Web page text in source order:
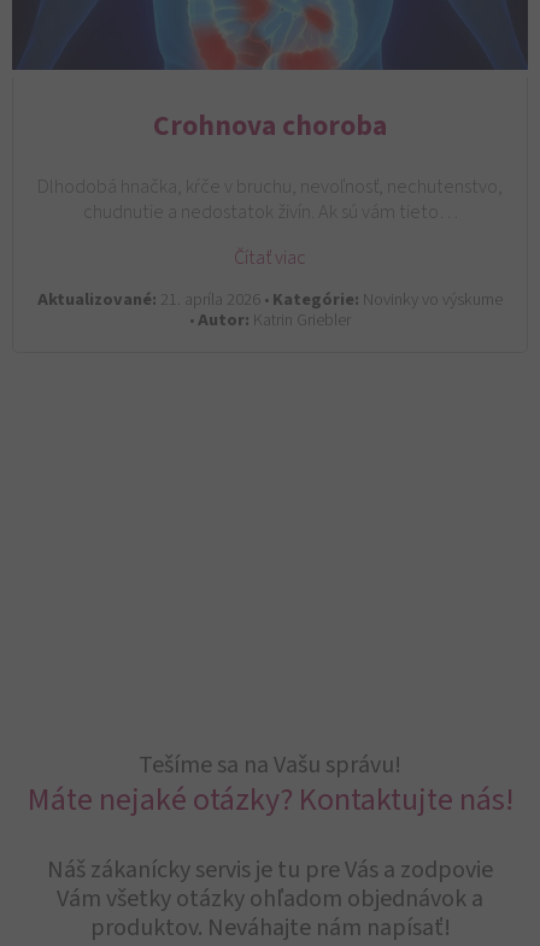
Crohnova choroba
Dlhodobá hnačka, kŕče v bruchu, nevoľnosť, nechutenstvo,
chudnutie a nedostatok živín. Ak sú vám tieto…
Čítať viac
Aktualizované: 21. apríla 2026 •Kategórie: Novinky vo výskume
•Autor: Katrin Griebler
Tešíme sa na Vašu správu!
Máte nejaké otázky? Kontaktujte nás!
Náš zákanícky servis je tu pre Vás a zodpovie
Vám všetky otázky ohľadom objednávok a
produktov. Neváhajte nám napísať!